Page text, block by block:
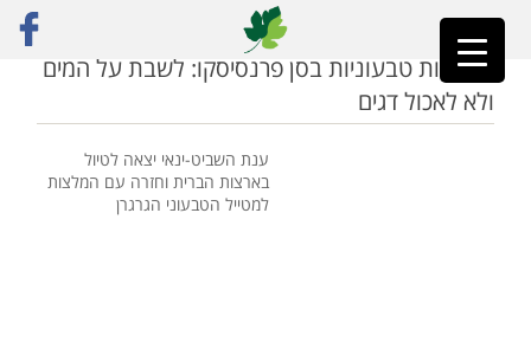
ראשי»מוצרים טבעוניים
מסעדות טבעוניות בסן פרנסיסקו: לשבת על המים
ולא לאכול דגים
ענת השביט-ינאי יצאה לטיול
בארצות הברית וחזרה עם המלצות
למטייל הטבעוני הגרגרן